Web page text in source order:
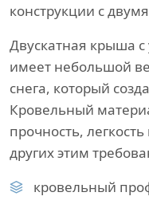
конструкции с
Двускатная крыша с
имеет небольшой
снега, который
Кровельный
прочность,
других этим
кровельный